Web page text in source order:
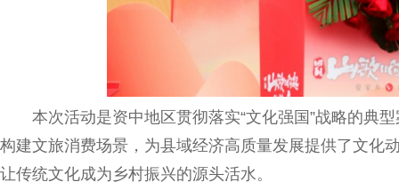
本次活动是资中地区贯彻落实“文化强国”战略的典
构建文旅消费场景，为县域经济高质量发展提供了文化
让传统文化成为乡村振兴的源头活水。